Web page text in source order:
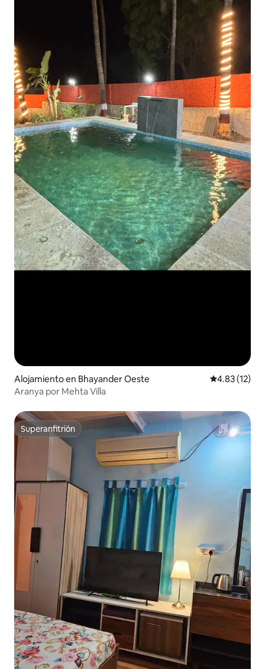
Alojamiento en Bhayander Oeste Calificación
4.83 (12)
Aranya por Mehta Villa
Superanfitrión
Superanfitrión